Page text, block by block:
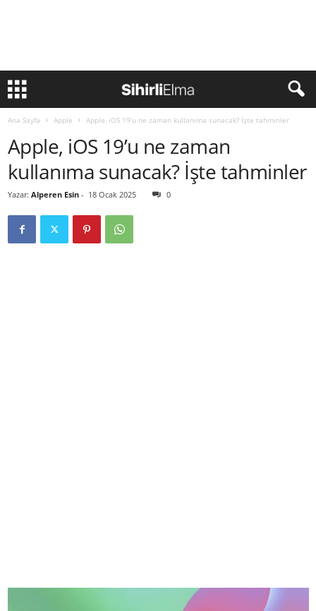
Ana Sayfa Apple Apple, iOS 19’u ne zaman kullanıma sunacak? İşte tahminler
Apple, iOS 19’u ne zaman
kullanıma sunacak? İşte tahminler
Yazar: Alperen Esin - 18 Ocak 2025 0